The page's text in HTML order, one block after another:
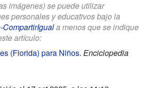
imágenes) se puede utilizar
personales y educativos bajo la
CompartirIguala menos que se indique
artículo:
(Florida) para Niños. Enciclopedia